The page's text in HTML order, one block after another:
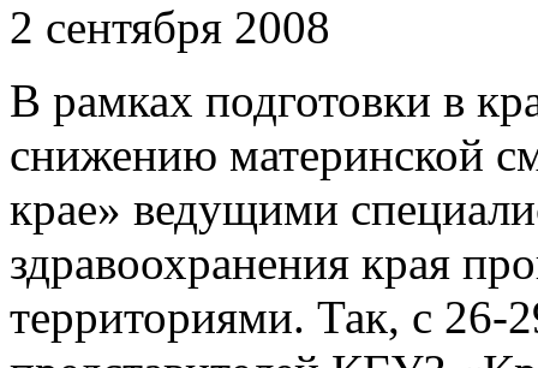
2 сентября 2008
В рамках подготовки в
снижению материнской
крае» ведущими
здравоохранения края
территориями. Так, с 26-